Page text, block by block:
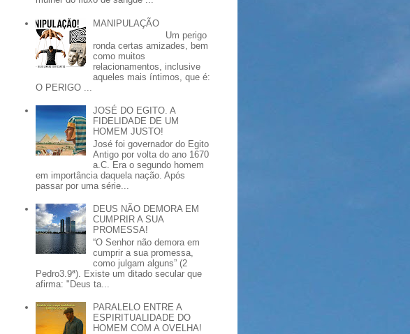
MANIPULAÇÃO
Um perigo
ronda certas amizades, bem
como muitos
relacionamentos, inclusive
aqueles mais íntimos, que é:
O PERIGO ...
JOSÉ DO EGITO. A
FIDELIDADE DE UM
HOMEM JUSTO!
José foi governador do Egito
Antigo por volta do ano 1670
a.C. Era o segundo homem
em importância daquela nação. Após
passar por uma série...
DEUS NÃO DEMORA EM
CUMPRIR A SUA
PROMESSA!
“O Senhor não demora em
cumprir a sua promessa,
como julgam alguns” (2
Pedro3.9ª). Existe um ditado secular que
afirma: "Deus ta...
PARALELO ENTRE A
ESPIRITUALIDADE DO
HOMEM COM A OVELHA!